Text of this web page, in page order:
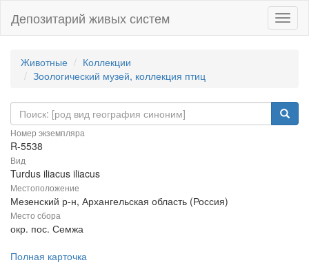
Депозитарий живых систем
Животные
Коллекции
Зоологический музей, коллекция птиц
Номер экземпляра
R-5538
Вид
Turdus iliacus iliacus
Местоположение
Мезенский р-н, Архангельская область (Россия)
Место сбора
окр. пос. Семжа
Полная карточка